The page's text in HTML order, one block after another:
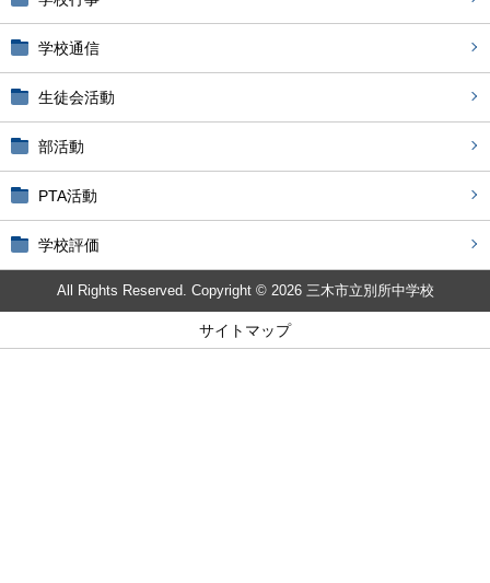
学校通信
生徒会活動
部活動
PTA活動
学校評価
All Rights Reserved. Copyright © 2026 三木市立別所中学校
サイトマップ